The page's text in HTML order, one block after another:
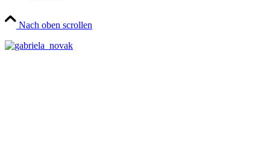
Nach oben scrollen